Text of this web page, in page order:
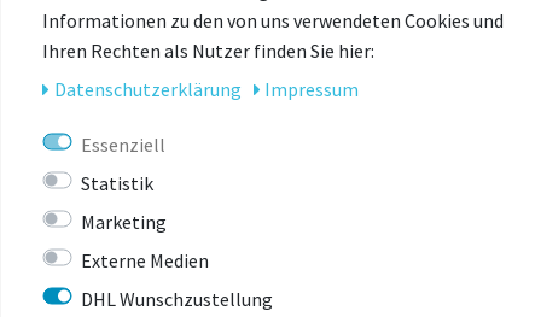
-47%
Informationen zu den von uns verwendeten Cookies und
Ihren Rechten als Nutzer finden Sie hier:
Daten­schutz­erklärung
Impressum
Essenziell
Statistik
Marketing
Externe Medien
DHL Wunschzustellung